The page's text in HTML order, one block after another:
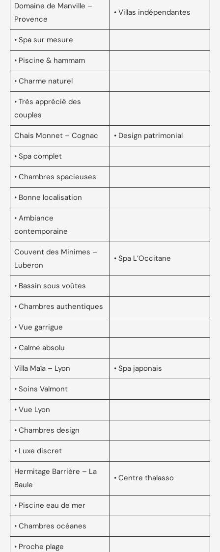
Domaine de Manville –
Provence
• Villas indépendantes
• Spa sur mesure
• Piscine & hammam
• Charme naturel
• Très apprécié des
couples
Chais Monnet – Cognac • Design patrimonial
• Spa complet
• Chambres spacieuses
• Bonne localisation
• Ambiance
contemporaine
Couvent des Minimes –
Luberon
• Spa L’Occitane
• Bassin sous voûtes
• Chambres authentiques
• Vue garrigue
• Calme absolu
Villa Maïa – Lyon • Spa japonais
• Soins Valmont
• Vue Lyon
• Chambres design
• Luxe discret
Hermitage Barrière – La
Baule
• Centre thalasso
• Piscine eau de mer
• Chambres océanes
• Proche plage